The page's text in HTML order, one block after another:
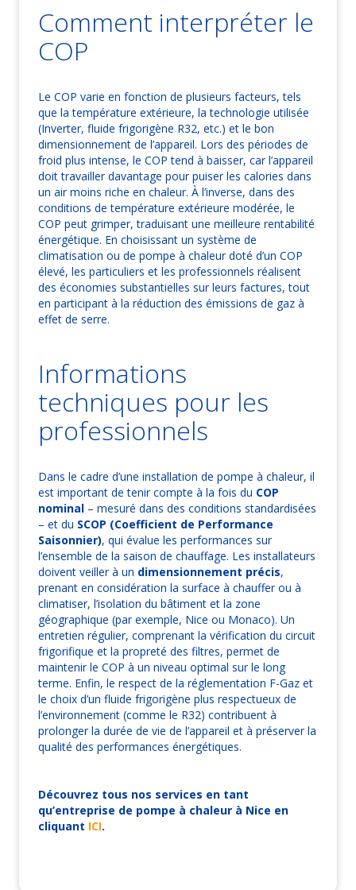
Comment interpréter le
COP
Le COP varie en fonction de plusieurs facteurs, tels
que la température extérieure, la technologie utilisée
(Inverter, fluide frigorigène R32, etc.) et le bon
dimensionnement de l’appareil. Lors des périodes de
froid plus intense, le COP tend à baisser, car l’appareil
doit travailler davantage pour puiser les calories dans
un air moins riche en chaleur. À l’inverse, dans des
conditions de température extérieure modérée, le
COP peut grimper, traduisant une meilleure rentabilité
énergétique. En choisissant un système de
climatisation ou de pompe à chaleur doté d’un COP
élevé, les particuliers et les professionnels réalisent
des économies substantielles sur leurs factures, tout
en participant à la réduction des émissions de gaz à
effet de serre.
Informations
techniques pour les
professionnels
Dans le cadre d’une installation de pompe à chaleur, il
est important de tenir compte à la fois du COP
nominal – mesuré dans des conditions standardisées
– et du SCOP (Coefficient de Performance
Saisonnier), qui évalue les performances sur
l’ensemble de la saison de chauffage. Les installateurs
doivent veiller à un dimensionnement précis,
prenant en considération la surface à chauffer ou à
climatiser, l’isolation du bâtiment et la zone
géographique (par exemple, Nice ou Monaco). Un
entretien régulier, comprenant la vérification du circuit
frigorifique et la propreté des filtres, permet de
maintenir le COP à un niveau optimal sur le long
terme. Enfin, le respect de la réglementation F-Gaz et
le choix d’un fluide frigorigène plus respectueux de
l’environnement (comme le R32) contribuent à
prolonger la durée de vie de l’appareil et à préserver la
qualité des performances énergétiques.
Découvrez tous nos services en tant
qu’entreprise de pompe à chaleur à Nice en
cliquant ICI.